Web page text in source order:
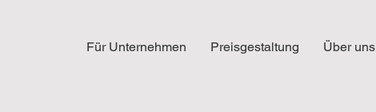
Für Unternehmen Preisgestaltung Über uns